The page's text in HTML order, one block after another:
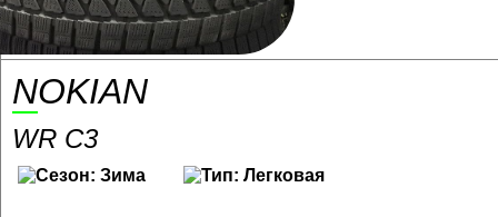
NOKIAN
WR C3